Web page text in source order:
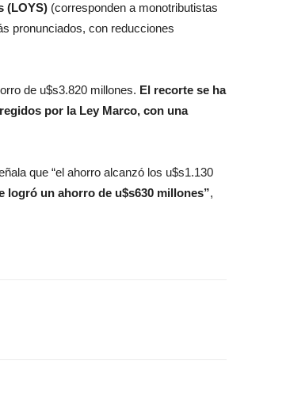
(LOYS) (corresponden a monotributistas
pronunciados, con reducciones
de u$s3.820 millones. El recorte se ha
por la Ley Marco, con una
que “el ahorro alcanzó los u$s1.130
logró un ahorro de u$s630 millones”,